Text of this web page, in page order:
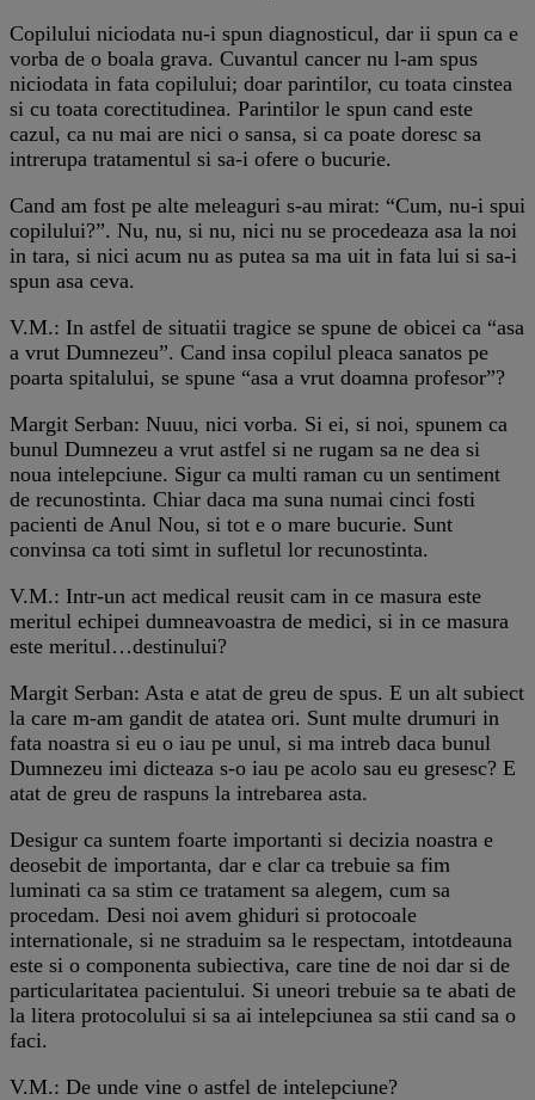
Copilului niciodata nu-i spun diagnosticul, dar ii spun ca e
vorba de o boala grava. Cuvantul cancer nu l-am spus
niciodata in fata copilului; doar parintilor, cu toata cinstea
si cu toata corectitudinea. Parintilor le spun cand este
cazul, ca nu mai are nici o sansa, si ca poate doresc sa
intrerupa tratamentul si sa-i ofere o bucurie.
Cand am fost pe alte meleaguri s-au mirat: “Cum, nu-i spui
copilului?”. Nu, nu, si nu, nici nu se procedeaza asa la noi
in tara, si nici acum nu as putea sa ma uit in fata lui si sa-i
spun asa ceva.
V.M.: In astfel de situatii tragice se spune de obicei ca “asa
a vrut Dumnezeu”. Cand insa copilul pleaca sanatos pe
poarta spitalului, se spune “asa a vrut doamna profesor”?
Margit Serban: Nuuu, nici vorba. Si ei, si noi, spunem ca
bunul Dumnezeu a vrut astfel si ne rugam sa ne dea si
noua intelepciune. Sigur ca multi raman cu un sentiment
de recunostinta. Chiar daca ma suna numai cinci fosti
pacienti de Anul Nou, si tot e o mare bucurie. Sunt
convinsa ca toti simt in sufletul lor recunostinta.
V.M.: Intr-un act medical reusit cam in ce masura este
meritul echipei dumneavoastra de medici, si in ce masura
este meritul…destinului?
Margit Serban: Asta e atat de greu de spus. E un alt subiect
la care m-am gandit de atatea ori. Sunt multe drumuri in
fata noastra si eu o iau pe unul, si ma intreb daca bunul
Dumnezeu imi dicteaza s-o iau pe acolo sau eu gresesc? E
atat de greu de raspuns la intrebarea asta.
Desigur ca suntem foarte importanti si decizia noastra e
deosebit de importanta, dar e clar ca trebuie sa fim
luminati ca sa stim ce tratament sa alegem, cum sa
procedam. Desi noi avem ghiduri si protocoale
internationale, si ne straduim sa le respectam, intotdeauna
este si o componenta subiectiva, care tine de noi dar si de
particularitatea pacientului. Si uneori trebuie sa te abati de
la litera protocolului si sa ai intelepciunea sa stii cand sa o
faci.
V.M.: De unde vine o astfel de intelepciune?